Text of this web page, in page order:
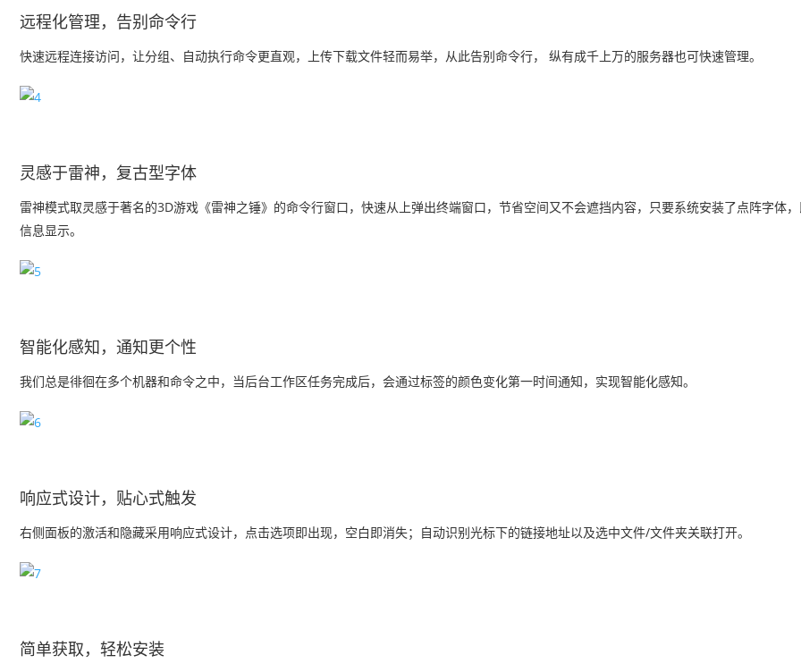
远程化管理，告别命令行
快速远程连接访问，让分组、自动执行命令更直观，上传下载文件轻而易举，从此告别命令行， 纵有成千上万的服务器也可快速管理。
灵感于雷神，复古型字体
雷神模式取灵感于著名的3D游戏《雷神之锤》的命令行窗口，快速从上弹出终端窗口，节省空间又不会遮挡内容，只要系统安装了点阵字体
信息显示。
智能化感知，通知更个性
我们总是徘徊在多个机器和命令之中，当后台工作区任务完成后，会通过标签的颜色变化第一时间通知，实现智能化感知。
响应式设计，贴心式触发
右侧面板的激活和隐藏采用响应式设计，点击选项即出现，空白即消失；自动识别光标下的链接地址以及选中文件/文件夹关联打开。
简单获取，轻松安装